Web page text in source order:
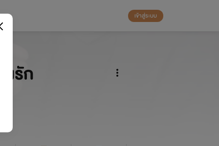
เข้าสู่ระบบ
รัก